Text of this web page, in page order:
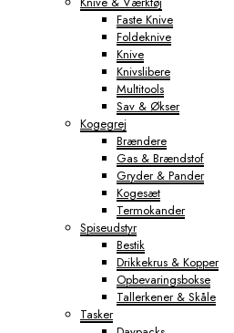
Faste Knive
Foldeknive
Knive
Knivslibere
Multitools
Sav & Økser
Kogegrej
Brændere
Gas & Brændstof
Gryder & Pander
Kogesæt
Termokander
Spiseudstyr
Bestik
Drikkekrus & Kopper
Opbevaringsbokse
Tallerkener & Skåle
Tasker